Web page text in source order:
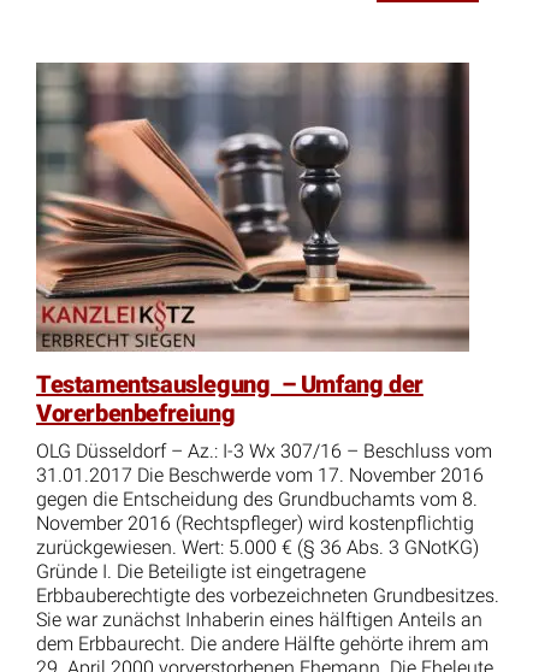
Testamentsauslegung – Umfang der
Vorerbenbefreiung
OLG Düsseldorf – Az.: I-3 Wx 307/16 – Beschluss vom
31.01.2017 Die Beschwerde vom 17. November 2016
gegen die Entscheidung des Grundbuchamts vom 8.
November 2016 (Rechtspfleger) wird kostenpflichtig
zurückgewiesen. Wert: 5.000 € (§ 36 Abs. 3 GNotKG)
Gründe I. Die Beteiligte ist eingetragene
Erbbauberechtigte des vorbezeichneten Grundbesitzes.
Sie war zunächst Inhaberin eines hälftigen Anteils an
dem Erbbaurecht. Die andere Hälfte gehörte ihrem am